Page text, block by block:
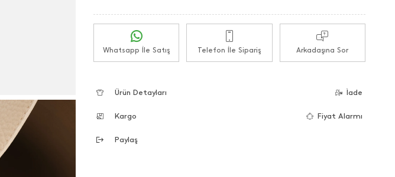
Whatsapp İle Satış Telefon İle Sipariş Arkadaşına Sor
Ürün Detayları İade
Kargo Fiyat Alarmı
Paylaş